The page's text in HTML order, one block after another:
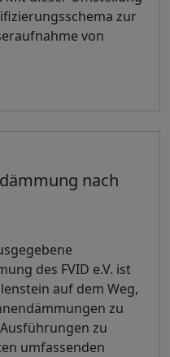
zur
von
nach
des FVID e.V. ist
auf dem Weg,
zu
zu
umfassenden